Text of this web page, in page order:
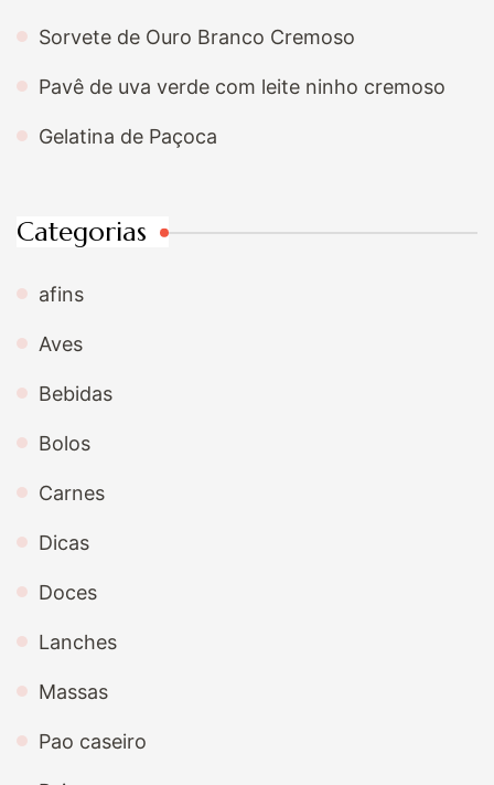
Sorvete de Ouro Branco Cremoso
Pavê de uva verde com leite ninho cremoso
Gelatina de Paçoca
Categorias
afins
Aves
Bebidas
Bolos
Carnes
Dicas
Doces
Lanches
Massas
Pao caseiro